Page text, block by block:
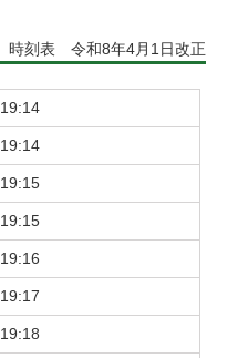
時刻表 令和8年4月1日改正
19:14
19:14
19:15
19:15
19:16
19:17
19:18